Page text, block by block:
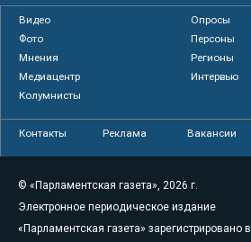
Видео
Опросы
Фото
Персоны
Мнения
Регионы
Медиацентр
Интервью
Колумнисты
Контакты Реклама Вакансии
© «Парламентская газета», 2026 г.
Электронное периодическое издание
«Парламентская газета» зарегистрировано в